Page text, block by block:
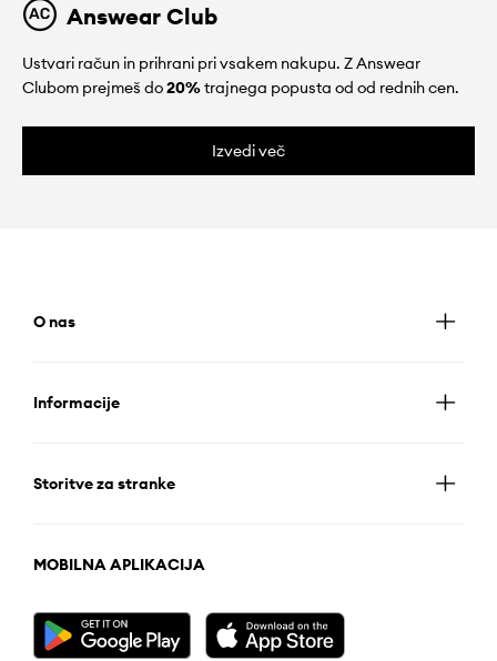
Answear Club
Ustvari račun in prihrani pri vsakem nakupu. Z Answear
Clubom prejmeš do20%trajnega popusta od od rednih cen.
Izvedi več
O nas
Informacije
Storitve za stranke
MOBILNA APLIKACIJA